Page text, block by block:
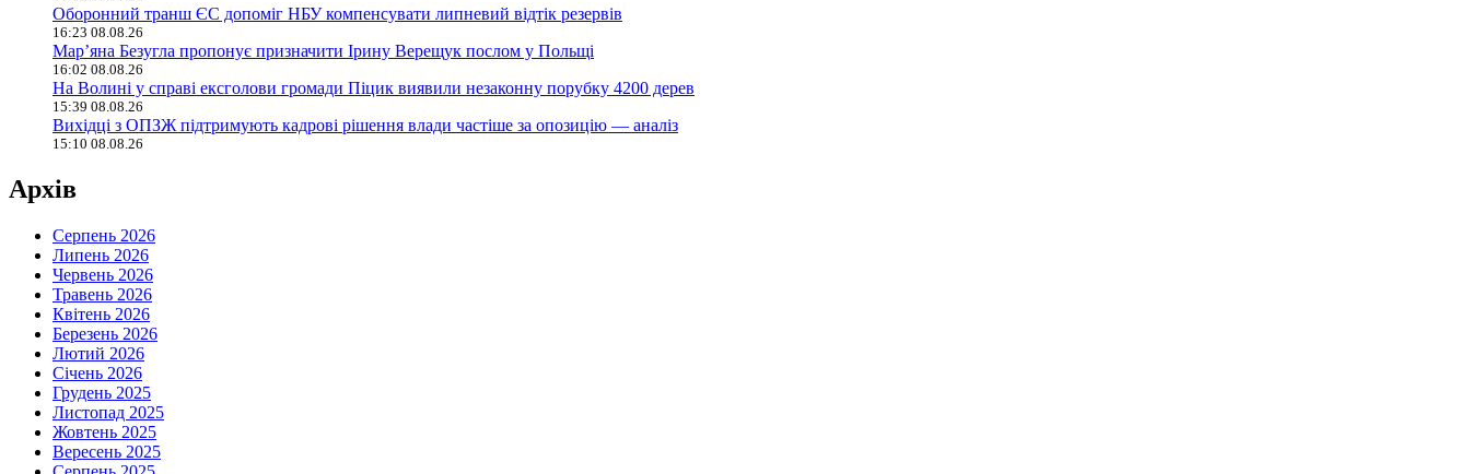
Оборонний транш ЄС допоміг НБУ компенсувати липневий відтік резервів
16:23 08.08.26
Мар’яна Безугла пропонує призначити Ірину Верещук послом у Польщі
16:02 08.08.26
На Волині у справі ексголови громади Піцик виявили незаконну порубку 4200 дерев
15:39 08.08.26
Вихідці з ОПЗЖ підтримують кадрові рішення влади частіше за опозицію — аналіз
15:10 08.08.26
Архів
Серпень 2026
Липень 2026
Червень 2026
Травень 2026
Квітень 2026
Березень 2026
Лютий 2026
Січень 2026
Грудень 2025
Листопад 2025
Жовтень 2025
Вересень 2025